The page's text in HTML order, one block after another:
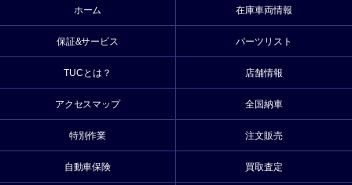
ホーム 在庫車両情報
保証&サービス パーツリスト
TUCとは？ 店舗情報
アクセスマップ 全国納車
特別作業 注文販売
自動車保険 買取査定